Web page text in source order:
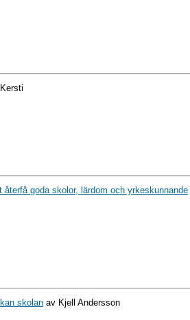
goda skolor, lärdom och yrkeskunnande
skolan av Kjell Andersson